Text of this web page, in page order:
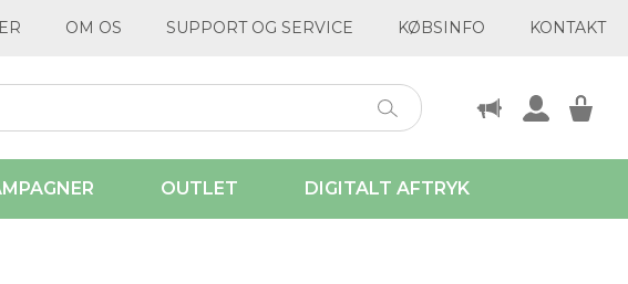
OM OS SUPPORT OG SERVICE KØBSINFO KONTAKT
OUTLET DIGITALT AFTRYK